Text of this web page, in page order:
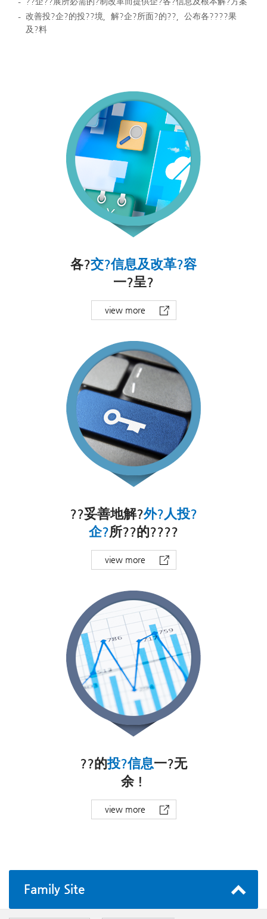
改善投?企?的投??境，解?企?所面?的??，公布各????果
及?料
各?交?信息及改革?容
一?呈?
view more
??妥善地解?外?人投?
企?所??的????
view more
??的投?信息一?无
余！
view more
Family Site
Jeju Science Park
Jeju Aerospace Museum